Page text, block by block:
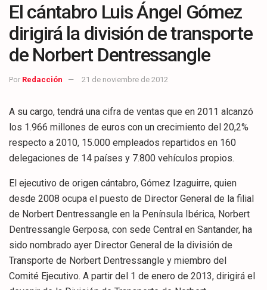
El cántabro Luis Ángel Gómez
dirigirá la división de transporte
de Norbert Dentressangle
Por Redacción 21 de noviembre de 2012
A su cargo, tendrá una cifra de ventas que en 2011 alcanzó
los 1.966 millones de euros con un crecimiento del 20,2%
respecto a 2010, 15.000 empleados repartidos en 160
delegaciones de 14 países y 7.800 vehículos propios.
El ejecutivo de origen cántabro, Gómez Izaguirre, quien
desde 2008 ocupa el puesto de Director General de la filial
de Norbert Dentressangle en la Península Ibérica, Norbert
Dentressangle Gerposa, con sede Central en Santander, ha
sido nombrado ayer Director General de la división de
Transporte de Norbert Dentressangle y miembro del
Comité Ejecutivo. A partir del 1 de enero de 2013, dirigirá el